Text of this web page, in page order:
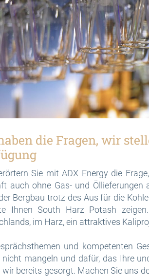
die Fragen, wir
Sie mit ADX Energy die
auch ohne Gas- und Öllieferungen
Bergbau trotz des Aus für die
Ihnen South Harz Potash
im Harz, ein attraktives
und kompetenten
mangeln und dafür, das Ihre
wir bereits gesorgt. Machen Sie uns